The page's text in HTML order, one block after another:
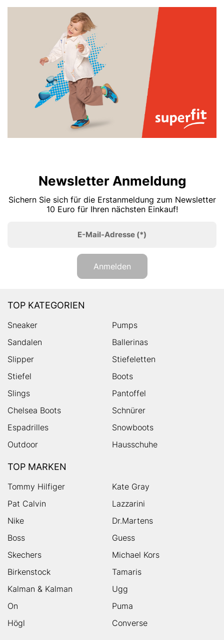
Newsletter Anmeldung
Sichern Sie sich für die Erstanmeldung zum Newsletter
10 Euro für Ihren nächsten Einkauf!
E-Mail-Adresse (*)
Anmelden
TOP KATEGORIEN
Sneaker
Pumps
Sandalen
Ballerinas
Slipper
Stiefeletten
Stiefel
Boots
Slings
Pantoffel
Chelsea Boots
Schnürer
Espadrilles
Snowboots
Outdoor
Hausschuhe
TOP MARKEN
Tommy Hilfiger
Kate Gray
Pat Calvin
Lazzarini
Nike
Dr.Martens
Boss
Guess
Skechers
Michael Kors
Birkenstock
Tamaris
Kalman & Kalman
Ugg
On
Puma
Högl
Converse